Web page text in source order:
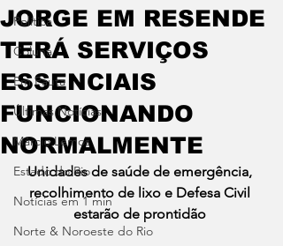
Política
Coluna
Em Pauta
Últimas Notícias
Márcio Lemos
Estado do Rio
Notícias em 1 min
Norte & Noroeste do Rio
JORGE EM RESENDE
TERÁ SERVIÇOS
ESSENCIAIS
FUNCIONANDO
NORMALMENTE
Unidades de saúde de emergência,
recolhimento de lixo e Defesa Civil
estarão de prontidão